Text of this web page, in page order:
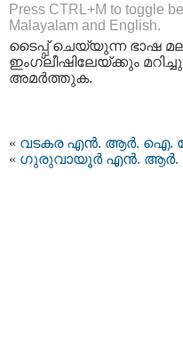
Press CTRL+M to toggle
Malayalam and English.
ടൈപ്പ്‌ ചെയ്യുന്ന ഭാഷ
ഇംഗ്ലീഷിലേയ്ക്കും
അമര്‍ത്തുക.
« വടകര എന്‍. ആര്‍. ഐ.
« ഗുരുവായൂര്‍ എന്‍. ആര്‍. ഐ.